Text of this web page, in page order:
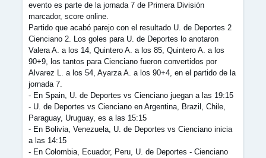
evento es parte de la jornada 7 de Primera División
marcador, score online.
Partido que acabó parejo con el resultado U. de Deportes 2
Cienciano 2. Los goles para U. de Deportes lo anotaron
Valera A. a los 14, Quintero A. a los 85, Quintero A. a los
90+9, los tantos para Cienciano fueron convertidos por
Alvarez L. a los 54, Ayarza A. a los 90+4, en el partido de la
jornada 7.
- En Spain, U. de Deportes vs Cienciano juegan a las 19:15
- U. de Deportes vs Cienciano en Argentina, Brazil, Chile,
Paraguay, Uruguay, es a las 15:15
- En Bolivia, Venezuela, U. de Deportes vs Cienciano inicia
a las 14:15
- En Colombia, Ecuador, Peru, U. de Deportes - Cienciano